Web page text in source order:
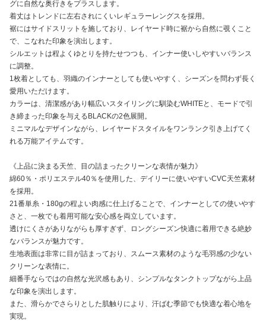
グに自然な奥行きをプラスします。
着丈はトレンドに左右されにくいレギュラーレングスを採用。
裾にはサイドスリットを施しており、レイヤード時に裾から自然に覗くこと
で、こなれた印象を演出します。
シルエットは程よくゆとりを持たせつつも、インナー使いしやすいバランス
に調整。
1枚着としても、羽織のインナーとしても使いやすく、シーズンを問わず長く
愛用いただけます。
カラーは、清潔感があり幅広いスタイリングに馴染むWHITEと、モードで引
き締まった印象を与えるBLACKの2色展開。
ミニマルなデザインながら、レイヤードスタイルをワンランク引き上げてく
れる万能アイテムです。
《上品に決まる天竺、目の詰まったクリーンな表情が魅力》
綿60％・ポリエステル40％を使用した、デイリーに使いやすいCVC天竺素材
を採用。
21番単糸・180gの程よい肉感に仕上げることで、インナーとしての使いやす
さと、一枚でも着用可能な安心感を両立しています。
透けにくさがありながらも厚すぎず、ロングシーズン快適に着用できる絶妙
なバランスが魅力です。
生地表面は非常に目が詰まっており、スムース素材のような毛羽感の少ない
クリーンな表情に。
細番手ならではの自然な光沢感もあり、シンプルなタンクトップながら上品
な印象を演出します。
また、滑らかでさらりとした肌触りにより、汗ばむ季節でも快適な着心地を
実現。